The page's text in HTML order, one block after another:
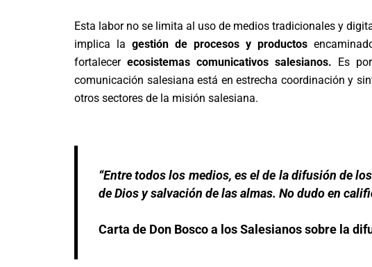
Esta labor no se limita al uso de medios tradicionales y
implica la gestión de procesos y productos
fortalecer ecosistemas comunicativos salesianos. Es
comunicación salesiana está en estrecha coordinación y
otros sectores de la misión salesiana.
“Entre todos los medios, es el de la difusión de
de Dios y salvación de las almas. No dudo en
Carta de Don Bosco a los Salesianos sobre la